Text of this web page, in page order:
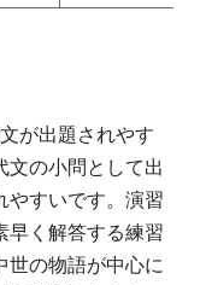
が出題されやす
文の小問として出
やすいです。演習
早く解答する練習
世の物語が中心に